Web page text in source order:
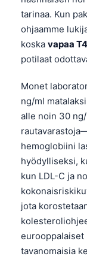
tarinaa. Kun
ohjaamme
koska vapaa T4
potilaat
Monet
ng/ml
alle noin 30
hemoglobiini
hyödylliseksi,
kun LDL-C ja
jota
tavanomaisia